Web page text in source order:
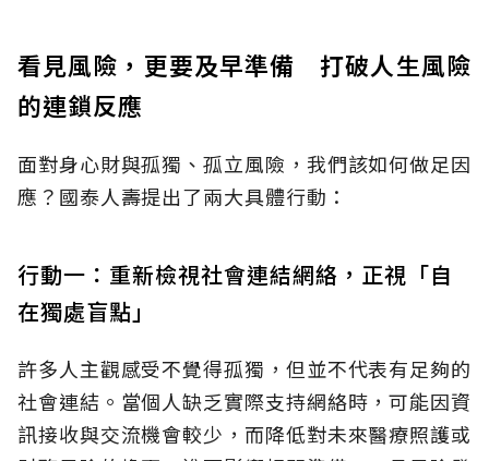
看見風險，更要及早準備 打破人生風險
的連鎖反應
面對身心財與孤獨、孤立風險，我們該如何做足因
應？國泰人壽提出了兩大具體行動：
行動一：重新檢視社會連結網絡，正視「自
在獨處盲點」
許多人主觀感受不覺得孤獨，但並不代表有足夠的
社會連結。當個人缺乏實際支持網絡時，可能因資
訊接收與交流機會較少，而降低對未來醫療照護或